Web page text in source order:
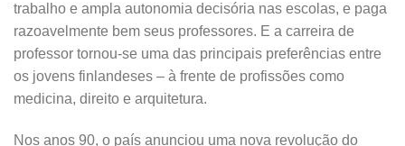
trabalho e ampla autonomia decisória nas escolas, e paga
razoavelmente bem seus professores. E a carreira de
professor tornou-se uma das principais preferências entre
os jovens finlandeses – à frente de profissões como
medicina, direito e arquitetura.
Nos anos 90, o país anunciou uma nova revolução do